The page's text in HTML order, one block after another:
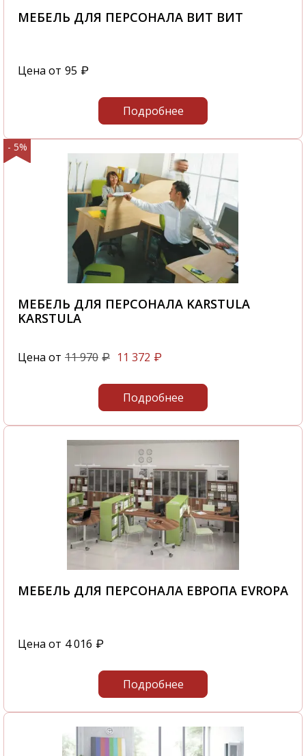
МЕБЕЛЬ ДЛЯ ПЕРСОНАЛА ВИТ ВИТ
Цена от 95 ₽
Подробнее
- 5%
МЕБЕЛЬ ДЛЯ ПЕРСОНАЛА KARSTULA
KARSTULA
Цена от 11 970 ₽ 11 372 ₽
Подробнее
МЕБЕЛЬ ДЛЯ ПЕРСОНАЛА ЕВРОПА EVROPA
Цена от 4 016 ₽
Подробнее